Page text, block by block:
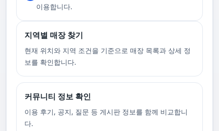
이용합니다.
지역별 매장 찾기
현재 위치와 지역 조건을 기준으로 매장 목록과 상세 정
보를 확인합니다.
커뮤니티 정보 확인
이용 후기, 공지, 질문 등 게시판 정보를 함께 비교합니
다.